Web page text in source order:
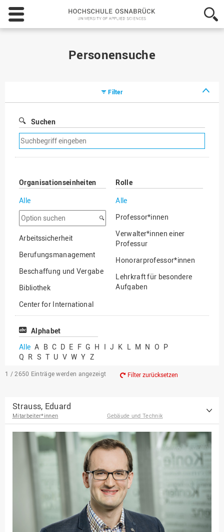
Hochschule
Osnabrück
-
Personensuche
Filter
Suchen
Suchfilter
entfernen
Organisationseinheiten
Alle
Option
suchen
Arbeitssicherheit
Berufungsmanagement
Beschaffung und Vergabe
Bibliothek
Center for International
Mobility
Center for International
Chancengerechtigkeit
eLearning Competence
Fakultät
Agrarwissenschaften und
Landschaftsarchitektur
Fakultät
Ingenieurwissenschaften
Fakultät Management,
Fakultät Wirtschafts- und
Sozialwissenschaften
Rolle
Alle
Professor*innen
Verwalter*innen einer
Professur
Honorarprofessor*innen
Lehrkraft für besondere
Aufgaben
Professor*innen im
Alphabet
Alle A B C D E F G H I J K L M N O P
Q R S T U V W Y Z
1 / 2650 Einträge werden angezeigt Filter zurücksetzen
Strauss, Eduard
Mitarbeiter*innen Gebäude und Technik